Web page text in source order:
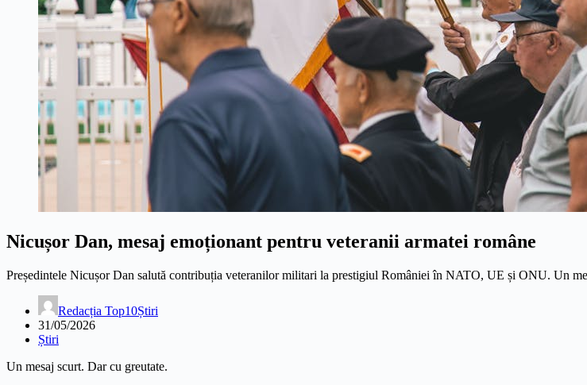
Nicușor Dan, mesaj emoționant pentru veteranii armatei române
Președintele Nicușor Dan salută contribuția veteranilor militari la prestigiul României în NATO, UE și ONU. Un
Redacția Top10Știri
31/05/2026
Știri
Un mesaj scurt. Dar cu greutate.